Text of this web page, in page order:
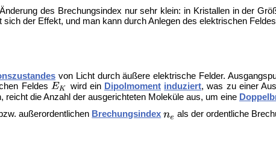
des Brechungsindex nur sehr klein: in Kristallen in der
sich der Effekt, und man kann durch Anlegen des elektrischen
von Licht durch äußere elektrische Felder.
Feldes
wird ein Dipolmoment induziert, was zu einer
die Anzahl der ausgerichteten Moleküle aus, um eine
außerordentlichen Brechungsindex als der ordentliche